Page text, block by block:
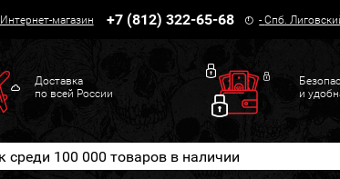
Интернет-магазин +7 (812) 322-65-68 -Спб.
Доставка
по всей России
и